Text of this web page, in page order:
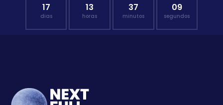
17
dias
13
horas
37
minutos
08
segundos